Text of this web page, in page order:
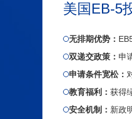
美国EB-5
无排期优势：
双递交政策： 申
申请条件宽松：
教育福利： 获得
安全机制： 新政